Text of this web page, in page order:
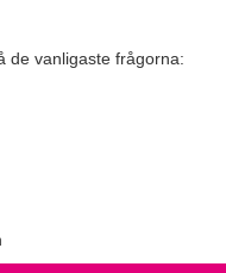
de vanligaste frågorna: